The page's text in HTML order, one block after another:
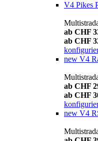
V4 Pikes
ab CHF
ab CHF
new V4
ab CHF
ab CHF
new V4